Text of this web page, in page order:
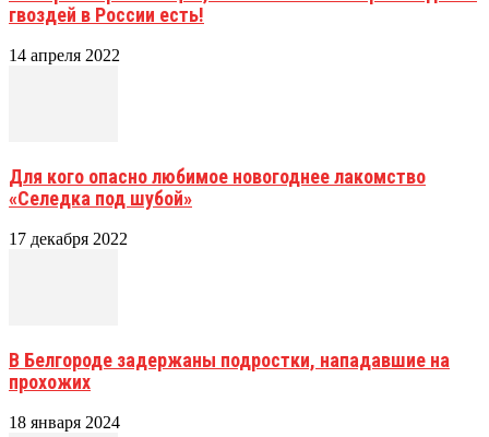
гвоздей в России есть!
14 апреля 2022
Для кого опасно любимое новогоднее лакомство
«Селедка под шубой»
17 декабря 2022
В Белгороде задержаны подростки, нападавшие на
прохожих
18 января 2024